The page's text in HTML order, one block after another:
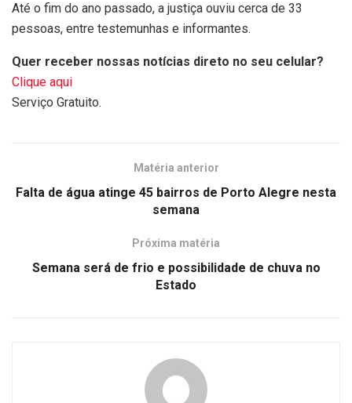
Até o fim do ano passado, a justiça ouviu cerca de 33
pessoas, entre testemunhas e informantes.
Quer receber nossas notícias direto no seu celular?
Clique aqui
Serviço Gratuito.
Matéria anterior
Falta de água atinge 45 bairros de Porto Alegre nesta
semana
Próxima matéria
Semana será de frio e possibilidade de chuva no
Estado